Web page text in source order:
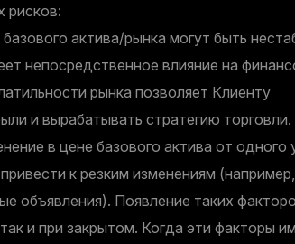
рисков:
актива/рынка могут быть
непосредственное влияние на
рынка позволяет Клиенту
и вырабатывать стратегию торговли.
в цене базового актива от одного
к резким изменениям (например,
объявления). Появление таких
и при закрытом. Когда эти факторы